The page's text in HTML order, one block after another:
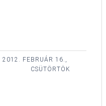
2012. FEBRUÁR 16.,
CSÜTÖRTÖK